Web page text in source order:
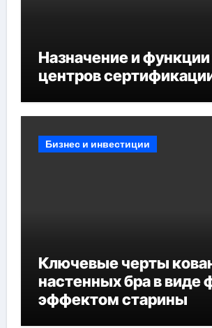
Назначение и функции
центров
Бизнес и инвестиции
Ключевые черты
настенных бра в виде
эффектом старины